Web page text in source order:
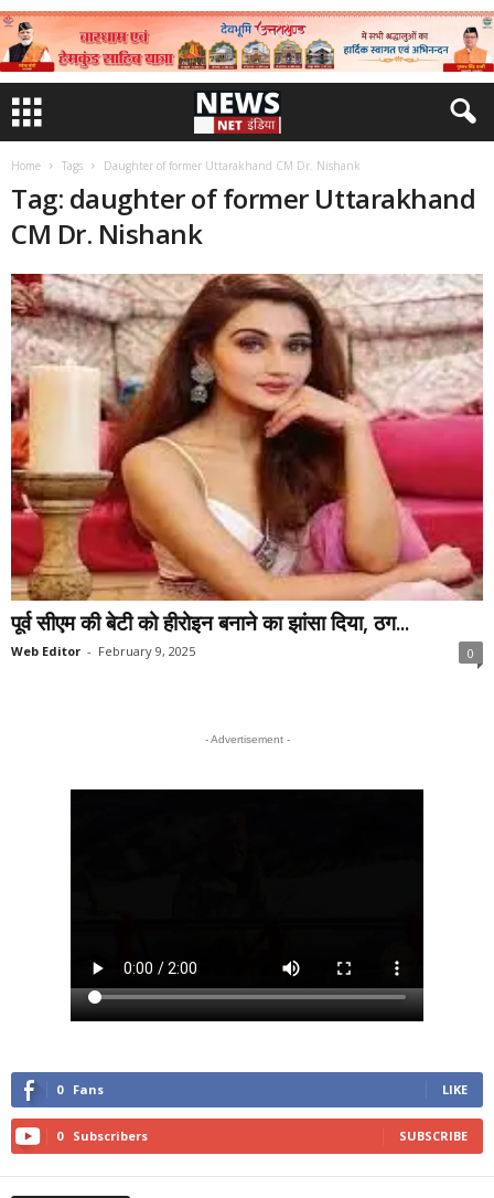
Home Tags Daughter of former Uttarakhand CM Dr. Nishank
Tag: daughter of former Uttarakhand
CM Dr. Nishank
पूर्व सीएम की बेटी को हीरोइन बनाने का झांसा दिया, ठग...
Web Editor - February 9, 2025 0
- Advertisement -
0 Fans LIKE
0 Subscribers SUBSCRIBE